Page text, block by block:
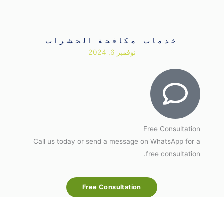
خدمات مكافحة الحشرات
نوفمبر 6, 2024
Free Consultation
Call us today or send a message on WhatsApp for a
free consultation.
Free Consultation